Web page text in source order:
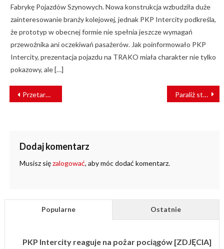
Fabrykę Pojazdów Szynowych. Nowa konstrukcja wzbudziła duże
zainteresowanie branży kolejowej, jednak PKP Intercity podkreśla,
że prototyp w obecnej formie nie spełnia jeszcze wymagań
przewoźnika ani oczekiwań pasażerów. Jak poinformowało PKP
Intercity, prezentacja pojazdu na TRAKO miała charakter nie tylko
pokazowy, ale […]
NAWIGACJA
WPISU
Przetargi za ponad 6 mld zł dla lepszych podróży koleją Paraliż stacji Katowice. Usterka sieci trakcyjnej
Dodaj komentarz
Musisz sięzalogować, aby móc dodać komentarz.
Popularne Ostatnie
PKP Intercity reaguje na pożar pociągów [ZDJĘCIA]